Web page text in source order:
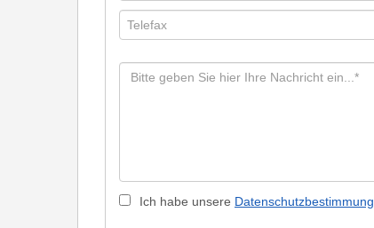
Ich habe unsere Datenschutzbestimmung